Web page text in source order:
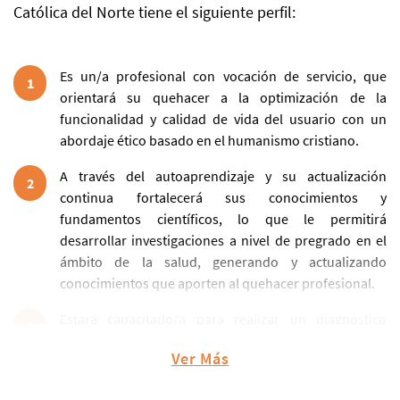
Católica del Norte tiene el siguiente perfil:
1
Es un/a profesional con vocación de servicio, que
orientará su quehacer a la optimización de la
funcionalidad y calidad de vida del usuario con un
abordaje ético basado en el humanismo cristiano.
2
A través del autoaprendizaje y su actualización
continua fortalecerá sus conocimientos y
fundamentos científicos, lo que le permitirá
desarrollar investigaciones a nivel de pregrado en el
ámbito de la salud, generando y actualizando
conocimientos que aporten al quehacer profesional.
funcionales, entorno sociocultural y la participación
Ver Más